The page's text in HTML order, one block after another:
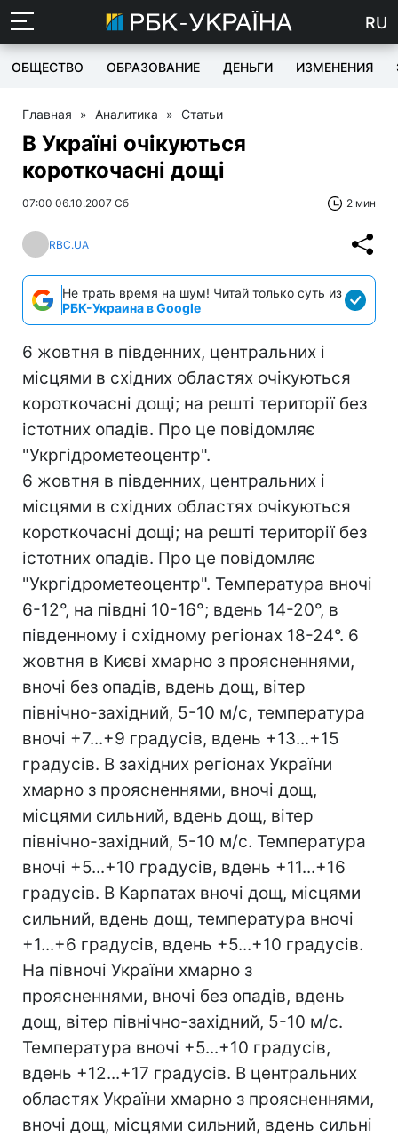
RU
ОБЩЕСТВО ОБРАЗОВАНИЕ ДЕНЬГИ ИЗМЕНЕНИЯ
Главная » Аналитика » Статьи
В Україні очікуються
короткочасні дощі
07:00 06.10.2007 Сб 2 мин
RBC.UA
Не трать время на шум! Читай только суть из
РБК-Украина в Google
6 жовтня в південних, центральних і
місцями в східних областях очікуються
короткочасні дощі; на решті території без
істотних опадів. Про це повідомляє
"Укргідрометеоцентр".
6 жовтня в південних, центральних і
місцями в східних областях очікуються
короткочасні дощі; на решті території без
істотних опадів. Про це повідомляє
"Укргідрометеоцентр". Температура вночі
6-12°, на півдні 10-16°; вдень 14-20°, в
південному і східному регіонах 18-24°. 6
жовтня в Києві хмарно з проясненнями,
вночі без опадів, вдень дощ, вітер
північно-західний, 5-10 м/с, температура
вночі +7...+9 градусів, вдень +13...+15
градусів. В західних регіонах України
хмарно з проясненнями, вночі дощ,
місцями сильний, вдень дощ, вітер
північно-західний, 5-10 м/с. Температура
вночі +5...+10 градусів, вдень +11...+16
градусів. В Карпатах вночі дощ, місцями
сильний, вдень дощ, температура вночі
+1...+6 градусів, вдень +5...+10 градусів.
На півночі України хмарно з
проясненнями, вночі без опадів, вдень
дощ, вітер північно-західний, 5-10 м/с.
Температура вночі +5...+10 градусів,
вдень +12...+17 градусів. В центральних
областях України хмарно з проясненнями,
вночі дощ, місцями сильний, вдень сильні